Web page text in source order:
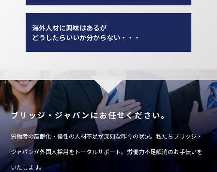
海外人材に興味はあるが
どうしたらいいか分からない・・・
ブリッジ・ジャパンにお任せください。
労働者の高齢化・慢性の人材不足が深刻な昨今の状況。私たちブリッジ・
ジャパンが外国人採用をトータルサポート。労働力不足解消のお手伝いを
いたします。